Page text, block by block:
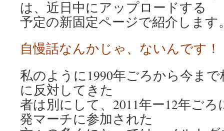
は、近日中にアップロードする
予定の新固定ページで紹介します
自慢話なんかじゃ、ないんです！
私のように1990年ごろから今ま
に反対してきた
者は別にして、2011年ー12年ご
発マーチに参加された